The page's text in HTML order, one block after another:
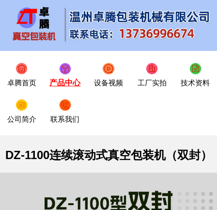
卓腾首页 产品中心 设备视频 工厂实拍 技术资料
公司简介 联系我们
DZ-1100连续滚动式真空包装机（双封）